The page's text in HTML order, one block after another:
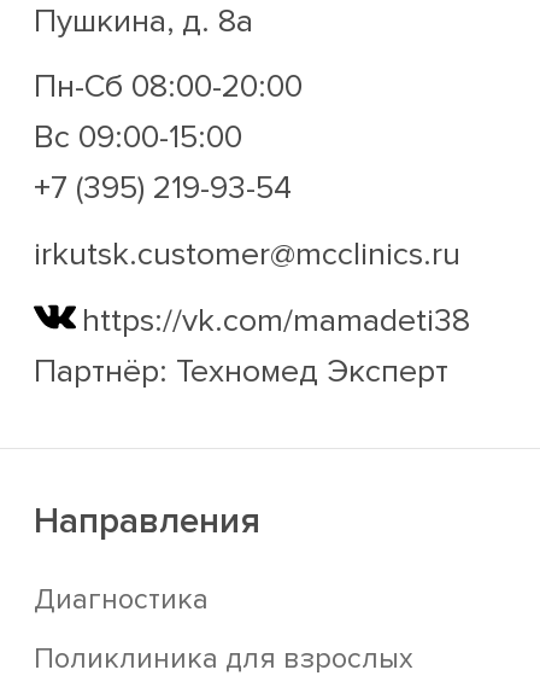
Направления
Диагностика
Поликлиника для взрослых
Пушкина, д. 8а
Пн-Сб 08:00-20:00
Вс 09:00-15:00
+7 (395) 219-93-54
irkutsk.customer@mcclinics.ru
https://vk.com/mamadeti38
Партнёр: Техномед Эксперт